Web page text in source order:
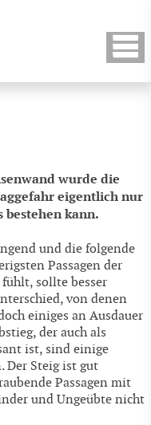
wurde die
eigentlich nur
bestehen kann.
und die folgende
Passagen der
sollte besser
von denen
einiges an Ausdauer
der auch als
ist, sind einige
Der Steig ist gut
Passagen mit
und Ungeübte nicht